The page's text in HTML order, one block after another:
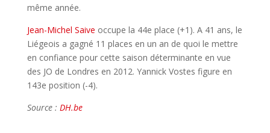
même année.
Jean-Michel Saive occupe la 44e place (+1). A 41 ans, le
Liégeois a gagné 11 places en un an de quoi le mettre
en confiance pour cette saison déterminante en vue
des JO de Londres en 2012. Yannick Vostes figure en
143e position (-4).
Source : DH.be